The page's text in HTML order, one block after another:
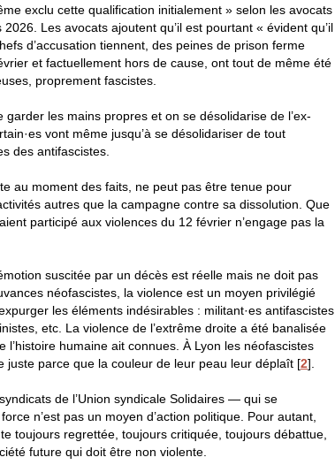
exclu cette qualification initialement » selon les avocats
Les avocats ajoutent qu’il est pourtant « évident qu’il
d’accusation tiennent, des peines de prison ferme
et factuellement hors de cause, ont tout de même été
proprement fascistes.
les mains propres et on se désolidarise de l’ex-
·es vont même jusqu’à se désolidariser de tout
des antifascistes.
au moment des faits, ne peut pas être tenue pour
autres que la campagne contre sa dissolution. Que
participé aux violences du 12 février n’engage pas la
suscitée par un décès est réelle mais ne doit pas
néofascistes, la violence est un moyen privilégié
les éléments indésirables : militant·es antifascistes
etc. La violence de l’extrême droite a été banalisée
humaine ait connues. À Lyon les néofascistes
juste parce que la couleur de leur peau leur déplaît [2]
de l’Union syndicale Solidaires — qui se
n’est pas un moyen d’action politique. Pour autant,
toujours regrettée, toujours critiquée, toujours débattue,
future qui doit être non violente.